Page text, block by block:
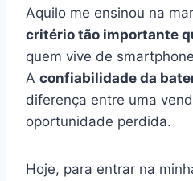
Aquilo me ensinou na
critério tão importante
quem vive de
A confiabilidade da
diferença entre uma
oportunidade perdida.
Hoje, para entrar na